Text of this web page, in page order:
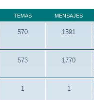
TEMAS MENSAJES
570 1591
573 1770
1 1